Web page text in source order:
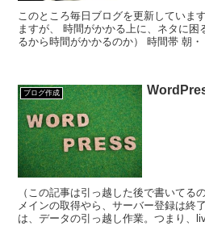
このところ毎日ブログを更新していま
ますが、 時間がかかる上に、ネタに
るから時間がかかるのか） 時間帯 朝
ブログ作成
（この記事は引っ越した後で書いてる
メインの取得やら、サーバー登録は終
は、データの引っ越し作業。つまり、